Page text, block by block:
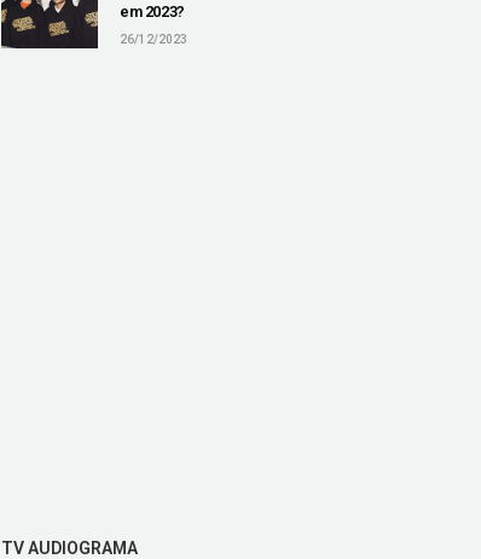
em 2023?
26/12/2023
TV AUDIOGRAMA